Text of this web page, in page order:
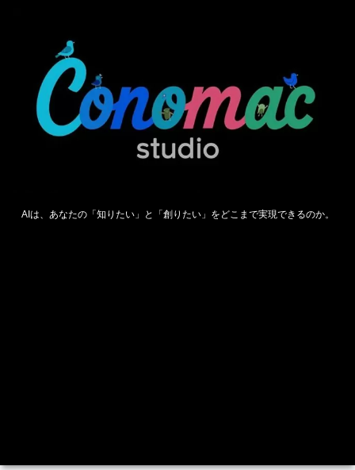
AIは、あなたの「知りたい」と「創りたい」をどこまで実現できるのか。